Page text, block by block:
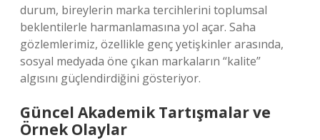
durum, bireylerin marka tercihlerini toplumsal
beklentilerle harmanlamasına yol açar. Saha
gözlemlerimiz, özellikle genç yetişkinler arasında,
sosyal medyada öne çıkan markaların “kalite”
algısını güçlendirdiğini gösteriyor.
Güncel Akademik Tartışmalar ve
Örnek Olaylar